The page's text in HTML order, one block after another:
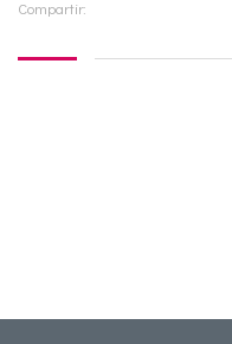
Compartir: